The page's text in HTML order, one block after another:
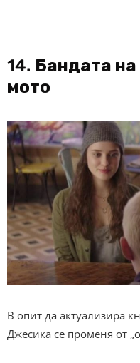
14. Бандата
мото
В опит да актуализира
Джесика се променя от